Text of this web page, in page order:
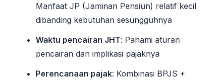
Manfaat JP (Jaminan Pensiun) relatif kecil
dibanding kebutuhan sesungguhnya
Waktu pencairan JHT: Pahami aturan
pencairan dan implikasi pajaknya
Perencanaan pajak: Kombinasi BPJS +